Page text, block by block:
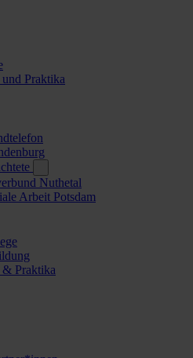
Praktika
Nuthetal
Arbeit Potsdam
Praktika